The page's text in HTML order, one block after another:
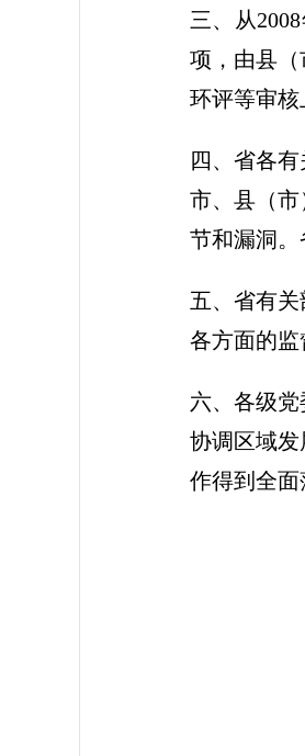
三、从
项，由县（
环评等审核
四、省各
市、县（
节和漏洞。
五、省有
各方面的监
六、各级
协调区域
作得到全面